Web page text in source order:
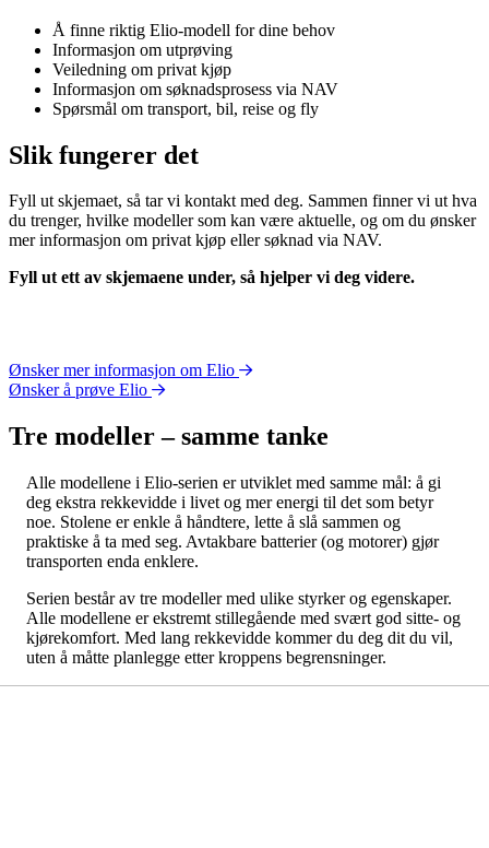
Å finne riktig Elio-modell for dine behov
Informasjon om utprøving
Veiledning om privat kjøp
Informasjon om søknadsprosess via NAV
Spørsmål om transport, bil, reise og fly
Slik fungerer det
Fyll ut skjemaet, så tar vi kontakt med deg. Sammen finner vi ut hva
du trenger, hvilke modeller som kan være aktuelle, og om du ønsker
mer informasjon om privat kjøp eller søknad via NAV.
Fyll ut ett av skjemaene under, så hjelper vi deg videre.
Ønsker mer informasjon om Elio
Ønsker å prøve Elio
Tre modeller – samme tanke
Alle modellene i Elio-serien er utviklet med samme mål: å gi
deg ekstra rekkevidde i livet og mer energi til det som betyr
noe. Stolene er enkle å håndtere, lette å slå sammen og
praktiske å ta med seg. Avtakbare batterier (og motorer) gjør
transporten enda enklere.
Serien består av tre modeller med ulike styrker og egenskaper.
Alle modellene er ekstremt stillegående med svært god sitte- og
kjørekomfort. Med lang rekkevidde kommer du deg dit du vil,
uten å måtte planlegge etter kroppens begrensninger.